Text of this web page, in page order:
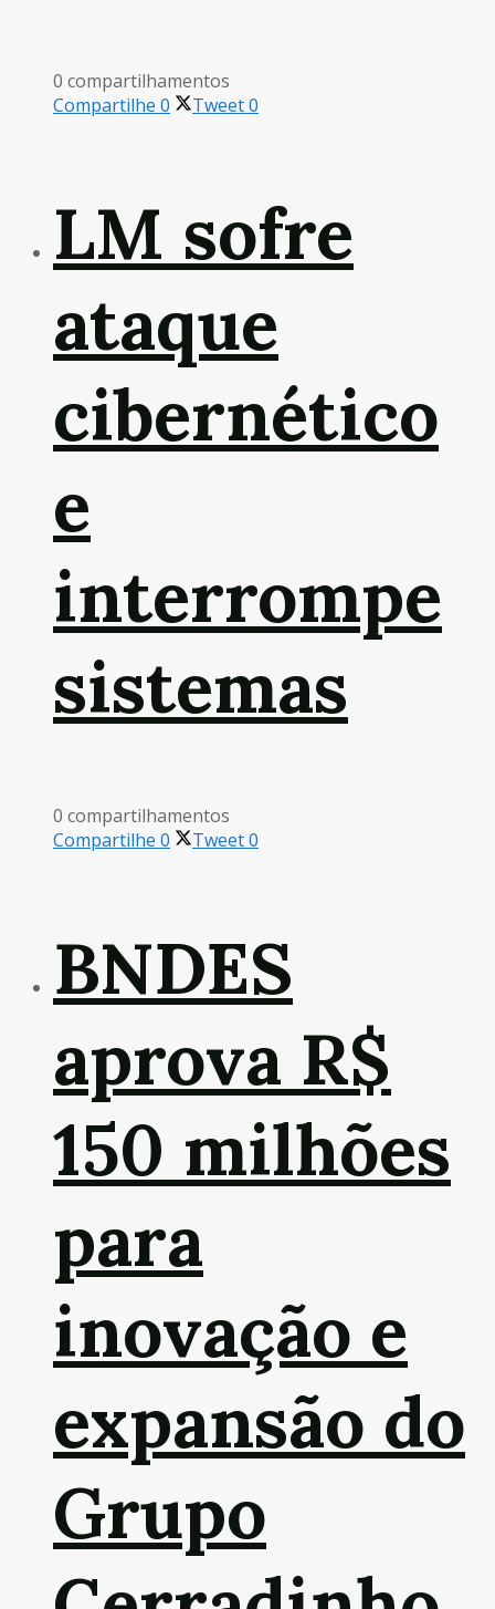
0 compartilhamentos
Compartilhe 0 Tweet0
LM sofre
ataque
cibernético
e
interrompe
sistemas
0 compartilhamentos
Compartilhe 0 Tweet0
BNDES
aprova R$
150 milhões
para
inovação e
expansão do
Grupo